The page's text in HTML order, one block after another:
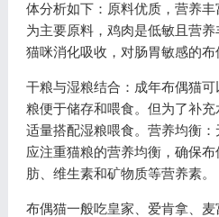
体分析如下：原料优质，营养
为主要原料，鸡肉是低敏且营
猫咪消化吸收，对肠胃敏感的布
干粮与湿粮结合：成年布偶猫
粮便于储存和喂食。但为了补
适量搭配湿粮喂食。营养均衡
应注重猫粮的营养均衡，确保
肪、维生素和矿物质等营养素。
布偶猫一般吃皇家、爱肯拿、